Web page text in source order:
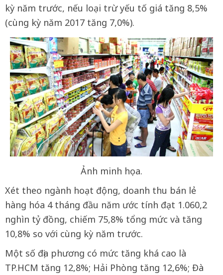
kỳ năm trước, nếu loại trừ yếu tố giá tăng 8,5%
(cùng kỳ năm 2017 tăng 7,0%).
Ảnh minh họa.
Xét theo ngành hoạt động, doanh thu bán lẻ
hàng hóa 4 tháng đầu năm ước tính đạt 1.060,2
nghìn tỷ đồng, chiếm 75,8% tổng mức và tăng
10,8% so với cùng kỳ năm trước.
Một số địa phương có mức tăng khá cao là
TP.HCM tăng 12,8%; Hải Phòng tăng 12,6%; Đà